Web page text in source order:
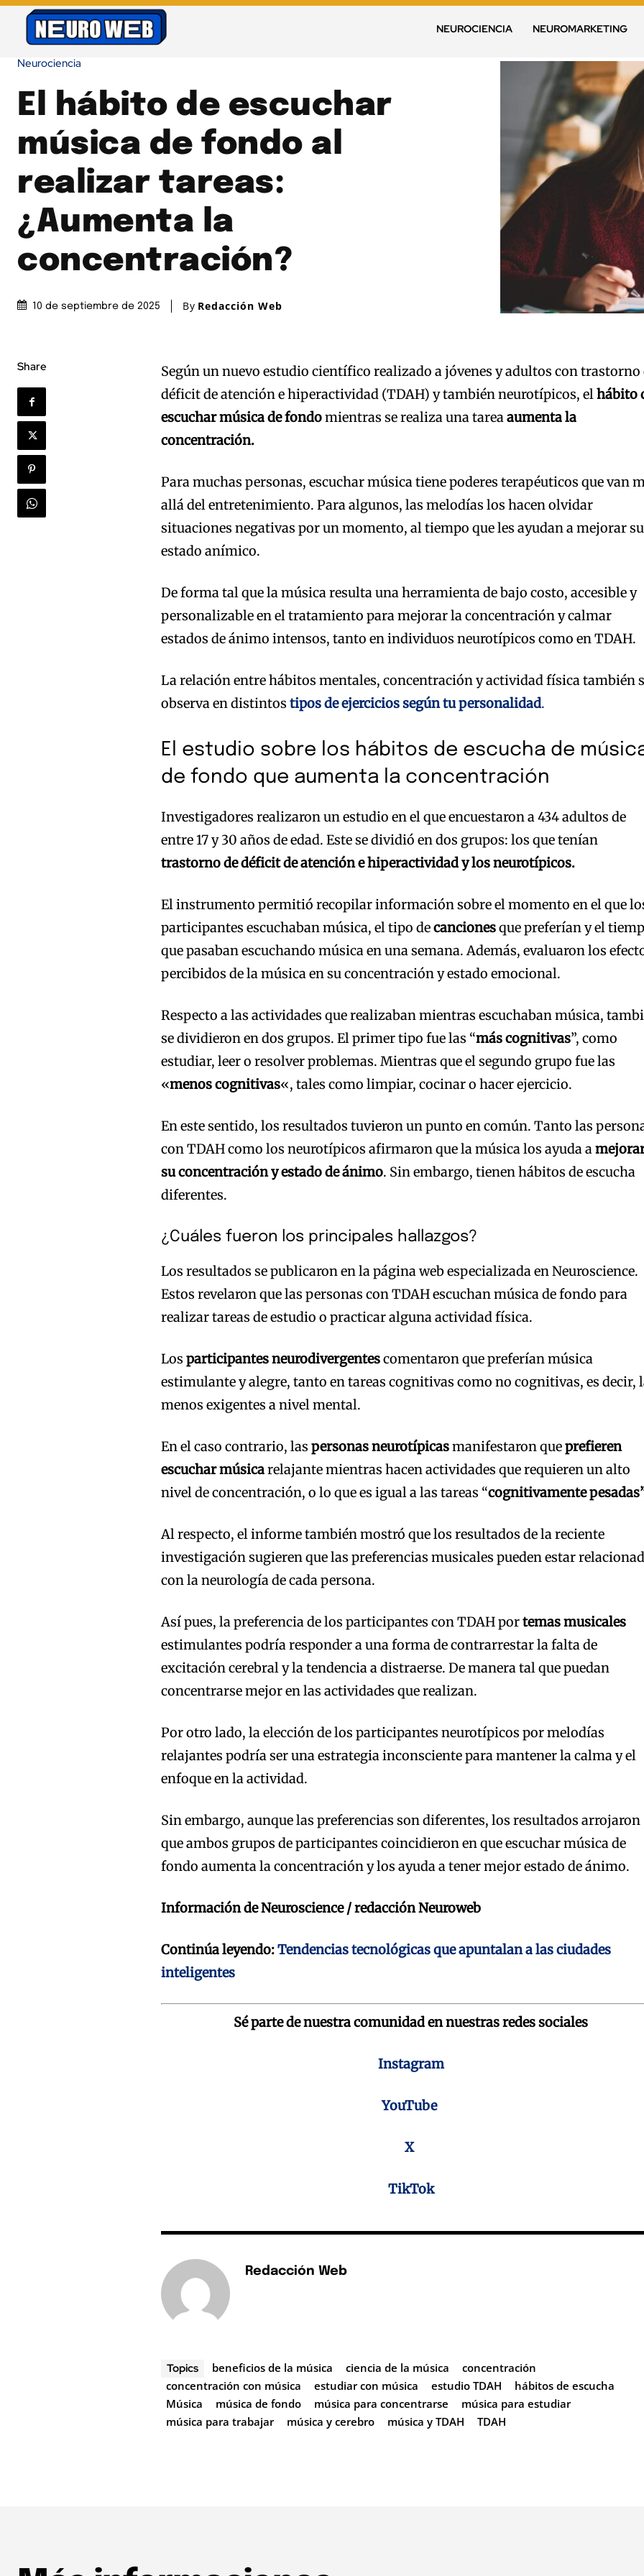
NEUROCIENCIA NEUROMARKETING
Neurociencia
El hábito de escuchar
música de fondo al
realizar tareas:
¿Aumenta la
concentración?
10 de septiembre de 2025 By Redacción Web
Share
Según un nuevo estudio científico realizado a jóvenes y adultos con trastorno
déficit de atención e hiperactividad (TDAH) y también neurotípicos, elhábito
escuchar música de fondomientras se realiza una tareaaumenta la
concentración.
Para muchas personas, escuchar música tiene poderes terapéuticos que van
allá del entretenimiento. Para algunos, las melodías los hacen olvidar
situaciones negativas por un momento, al tiempo que les ayudan a mejorar su
estado anímico.
De forma tal que la música resulta una herramienta de bajo costo, accesible y
personalizable en el tratamiento para mejorar la concentración y calmar
estados de ánimo intensos, tanto en individuos neurotípicos como en TDAH.
La relación entre hábitos mentales, concentración y actividad física también
observa en distintostipos de ejercicios según tu personalidad.
El estudio sobre los hábitos de escucha de
de fondo que aumenta la concentración
Investigadores realizaron un estudio en el que encuestaron a 434 adultos de
entre 17 y 30 años de edad. Este se dividió en dos grupos: los que tenían
trastorno de déficit de atención e hiperactividad y los neurotípicos.
El instrumento permitió recopilar información sobre el momento en el que
participantes escuchaban música, el tipo decancionesque preferían y el
que pasaban escuchando música en una semana. Además, evaluaron los
percibidos de la música en su concentración y estado emocional.
Respecto a las actividades que realizaban mientras escuchaban música,
se dividieron en dos grupos. El primer tipo fue las “más cognitivas”, como
estudiar, leer o resolver problemas. Mientras que el segundo grupo fue las
«menos cognitivas«, tales como limpiar, cocinar o hacer ejercicio.
En este sentido, los resultados tuvieron un punto en común. Tanto las
con TDAH como los neurotípicos afirmaron que la música los ayuda a
su concentración y estado de ánimo. Sin embargo, tienen hábitos de escucha
diferentes.
¿Cuáles fueron los principales hallazgos?
Los resultados se publicaron en la página web especializada en Neuroscience.
Estos revelaron que las personas con TDAH escuchan música de fondo para
realizar tareas de estudio o practicar alguna actividad física.
Losparticipantes neurodivergentescomentaron que preferían música
estimulante y alegre, tanto en tareas cognitivas como no cognitivas, es decir,
menos exigentes a nivel mental.
En el caso contrario, laspersonas neurotípicasmanifestaron queprefieren
escuchar músicarelajante mientras hacen actividades que requieren un alto
nivel de concentración, o lo que es igual a las tareas “cognitivamente
Al respecto, el informe también mostró que los resultados de la reciente
investigación sugieren que las preferencias musicales pueden estar
con la neurología de cada persona.
Así pues, la preferencia de los participantes con TDAH portemas musicales
estimulantes podría responder a una forma de contrarrestar la falta de
excitación cerebral y la tendencia a distraerse. De manera tal que puedan
concentrarse mejor en las actividades que realizan.
Por otro lado, la elección de los participantes neurotípicos por melodías
relajantes podría ser una estrategia inconsciente para mantener la calma y el
enfoque en la actividad.
Sin embargo, aunque las preferencias son diferentes, los resultados arrojaron
que ambos grupos de participantes coincidieron en que escuchar música de
fondo aumenta la concentración y los ayuda a tener mejor estado de ánimo.
Información de Neuroscience / redacción Neuroweb
Continúa leyendo:Tendencias tecnológicas que apuntalan a las ciudades
inteligentes
Sé parte de nuestra comunidad en nuestras redes sociales
Instagram
YouTube
X
TikTok
Redacción Web
Topics beneficios de la música ciencia de la música
concentración
concentración con música
estudiar con música estudio TDAH
hábitos de escucha
Música
música de fondo música para concentrarse
música para estudiar
música para trabajar
música y cerebro música y TDAH TDAH